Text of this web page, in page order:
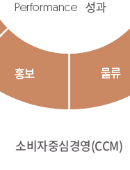
소비자중심경영(CCM)